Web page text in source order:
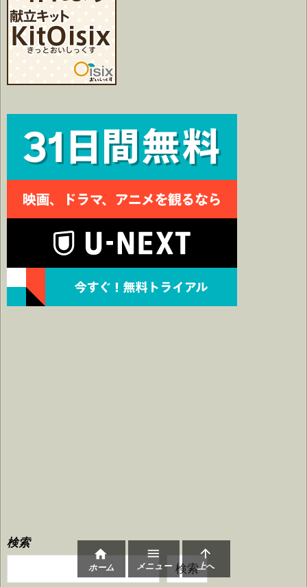
検索
検索

ホーム

メニュー

上へ